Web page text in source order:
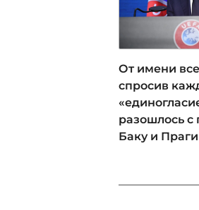
От имени
спросив
разошлось с
Баку и Праги